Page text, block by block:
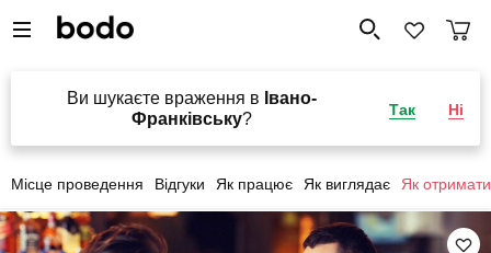
Ви шукаєте враження в Івано-
Франківську?
Так Ні
Місце проведення Відгуки Як працює Як виглядає Як отримати